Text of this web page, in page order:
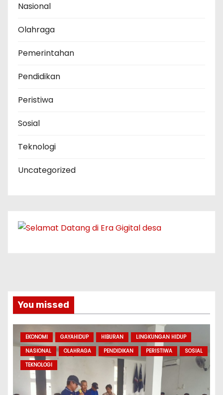
Nasional
Olahraga
Pemerintahan
Pendidikan
Peristiwa
Sosial
Teknologi
Uncategorized
You missed
EKONOMI GAYAHIDUP HIBURAN
LINGKUNGAN HIDUP
NASIONAL
OLAHRAGA PENDIDIKAN PERISTIWA
SOSIAL
TEKNOLOGI